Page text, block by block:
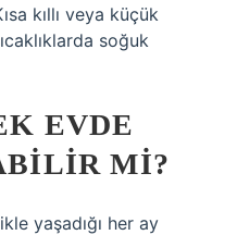
kıllı veya küçük
soğuk
EVDE
MI?
yaşadığı her ay